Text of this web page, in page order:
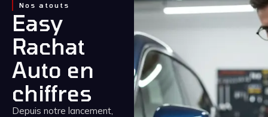
Nos atouts
Easy
Rachat
Auto en
chiffres
Depuis notre lancement,